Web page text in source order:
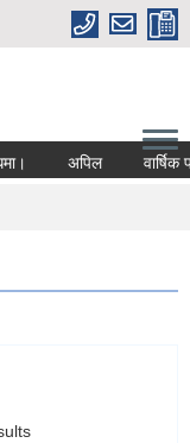
अपिल वार्षिक